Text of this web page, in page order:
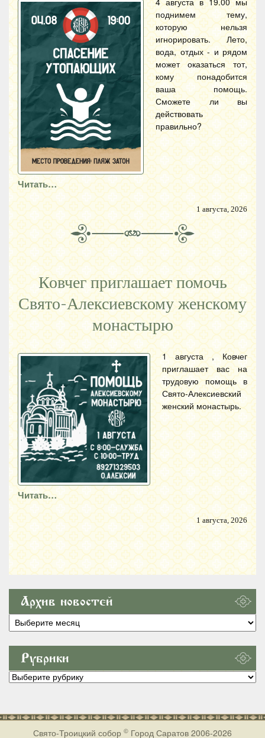
поднимем тему,
которую нельзя
игнорировать. Лето,
вода, отдых - и рядом
может оказаться тот,
кому понадобится
ваша помощь.
Сможете ли вы
действовать
правильно?
Читать…
1 августа, 2026
Ковчег приглашает помочь
Свято-Алексиевскому женскому
монастырю
1 августа , Ковчег
приглашает вас на
трудовую помощь в
Свято-Алексиевский
женский монастырь.
Читать…
1 августа, 2026
Архив новостей
Архив
новостей
Рубрики
Рубрики
Свято-Троицкий собор © Город Саратов 2006-2026